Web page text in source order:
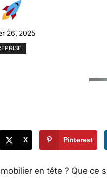
26, 2025
X Pinterest
en tête ? Que ce